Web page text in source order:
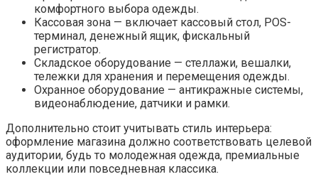
комфортного выбора одежды.
Кассовая зона — включает кассовый стол, POS-
терминал, денежный ящик, фискальный
регистратор.
Складское оборудование — стеллажи, вешалки,
тележки для хранения и перемещения одежды.
Охранное оборудование — антикражные системы,
видеонаблюдение, датчики и рамки.
Дополнительно стоит учитывать стиль интерьера:
оформление магазина должно соответствовать целевой
аудитории, будь то молодежная одежда, премиальные
коллекции или повседневная классика.